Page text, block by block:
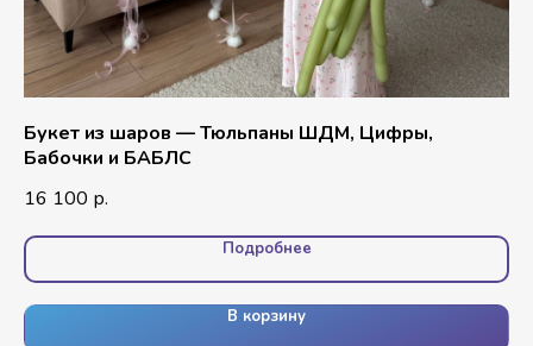
Букет из шаров — Тюльпаны ШДМ, Цифры,
Бабочки и БАБЛС
16 100 р.
Подробнее
В корзину